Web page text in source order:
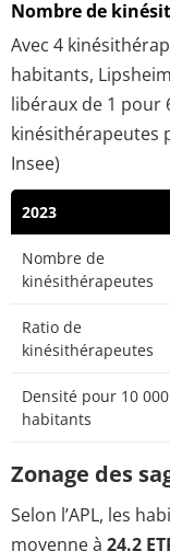
Nombre de
Avec 4
habitants,
libéraux de 1 pour
kinésithérapeutes
Insee)
2023
Nombre de
kinésithérapeutes
Ratio de
kinésithérapeutes
Densité pour 10 000
habitants
Zonage des
Selon l’APL, les
moyenne à 24.2